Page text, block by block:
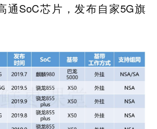
通SoC芯片，发布自家5G旗